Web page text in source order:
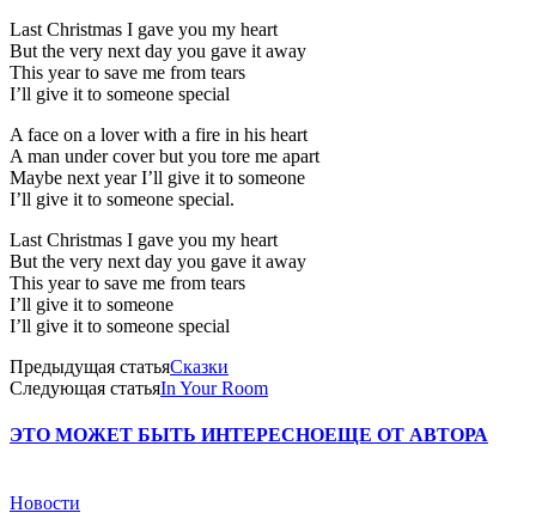
Last Christmas I gave you my heart
But the very next day you gave it away
This year to save me from tears
I’ll give it to someone special
A face on a lover with a fire in his heart
A man under cover but you tore me apart
Maybe next year I’ll give it to someone
I’ll give it to someone special.
Last Christmas I gave you my heart
But the very next day you gave it away
This year to save me from tears
I’ll give it to someone
I’ll give it to someone special
Предыдущая статьяСказки
Следующая статьяIn Your Room
ЭТО МОЖЕТ БЫТЬ ИНТЕРЕСНОЕЩЕ ОТ АВТОРА
Новости